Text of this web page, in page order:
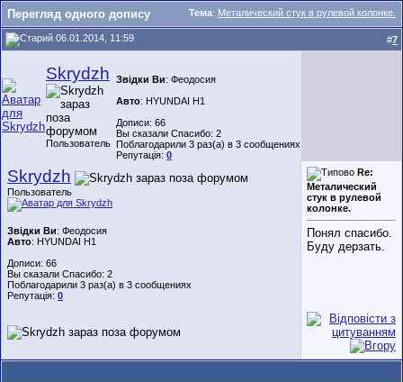
Тема: Металический стук в рулевой колонке.
Перегляд одного допису
06.01.2014, 11:59 #7
Skrydzh
Пользователь
Звідки Ви: Феодосия
Авто: HYUNDAI H1
Дописи: 66
Вы сказали Спасибо: 2
Поблагодарили 3 раз(а) в 3 сообщениях
Репутація: 0
Skrydzh
Пользователь
Звідки Ви: Феодосия
Авто: HYUNDAI H1
Дописи: 66
Вы сказали Спасибо: 2
Поблагодарили 3 раз(а) в 3 сообщениях
Репутація: 0
Re:
Металический
стук в рулевой
колонке.
Понял спасибо.
Буду дерзать.